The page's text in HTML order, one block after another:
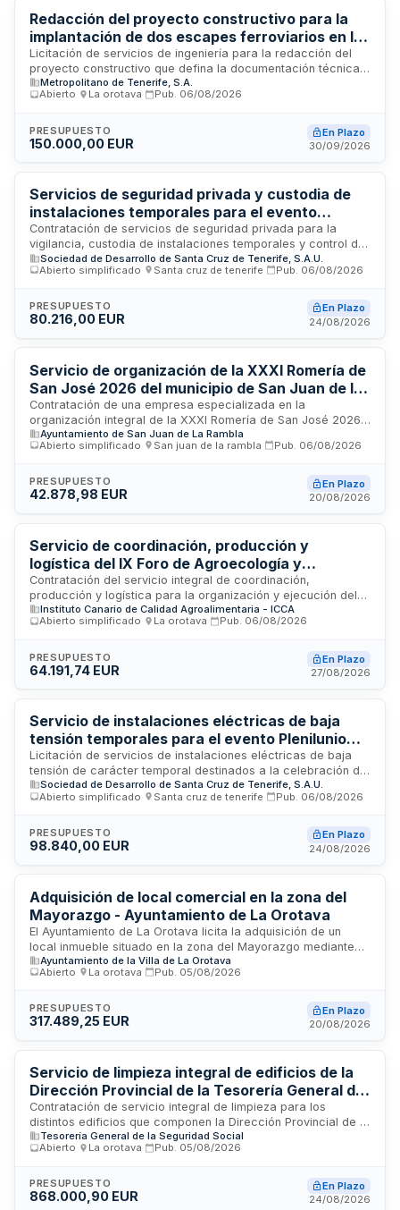
correcta ejecución del proyecto editorial.
Redacción del proyecto constructivo para la
implantación de dos escapes ferroviarios en la
Línea 1 del Tranvía de Tenerife
Licitación de servicios de ingeniería para la redacción del
proyecto constructivo que defina la documentación técnica
necesaria para la implantación de dos nuevos escapes
ferroviarios en la Línea 1 del Tranvía de Tenerife. El primer
Zurita, y el segundo entre el Museo de Ciencia y Cruz de
Piedra. El contrato es de carácter plurianual y requiere la
experiencia demostrada en proyectos ferroviarios de
complejidad similar.
Metropolitano de Tenerife, S.A.
Abierto
La orotava Pub. 06/08/2026
PRESUPUESTO
150.000,00 EUR
En Plazo
30/09/2026
Servicios de seguridad privada y custodia de
instalaciones temporales para el evento
PLENILUNIO 2026
Contratación de servicios de seguridad privada para la
vigilancia, custodia de instalaciones temporales y control de
acceso del evento PLENILUNIO 2026. Los servicios incluyen
coordinación de equipos de vigilantes, material de apoyo
autorizaciones administrativas requeridas por la normativa
aplicable.
Sociedad de Desarrollo de Santa Cruz de Tenerife, S.A.U.
Abierto simplificado
Santa cruz de tenerife Pub. 06/08/2026
PRESUPUESTO
80.216,00 EUR
En Plazo
24/08/2026
Servicio de organización de la XXXI Romería de
San José 2026 del municipio de San Juan de la
Rambla
Contratación de una empresa especializada en la
organización integral de la XXXI Romería de San José 2026
en el municipio de San Juan de la Rambla. El servicio incluye
la coordinación y colaboración estrecha con la Concejalía
celebración de este evento tradicional canario de devoción
y cultura, que culmina con actos festivos y un concierto en la
musicales.
Ayuntamiento de San Juan de La Rambla
Abierto simplificado
San juan de la rambla Pub. 06/08/2026
PRESUPUESTO
42.878,98 EUR
En Plazo
20/08/2026
Servicio de coordinación, producción y
logística del IX Foro de Agroecología y
Biodiversidad en Canarias
Contratación del servicio integral de coordinación,
producción y logística para la organización y ejecución del
IX Foro de Agroecología y Biodiversidad en Canarias. El
contrato incluye la preparación de espacios, suministro de
trabajos y gestión logística del evento. La empresa
adjudicataria debe proporcionar todos los medios
equipos profesionales de fotografía y grabación necesarios
para el correcto desarrollo del foro.
Instituto Canario de Calidad Agroalimentaria - ICCA
Abierto simplificado
La orotava Pub. 06/08/2026
PRESUPUESTO
64.191,74 EUR
En Plazo
27/08/2026
Servicio de instalaciones eléctricas de baja
tensión temporales para el evento Plenilunio
2026
Licitación de servicios de instalaciones eléctricas de baja
tensión de carácter temporal destinados a la celebración del
evento Plenilunio 2026. Los servicios incluyen el suministro
de materiales, acometidas eléctricas, transporte, montaje,
por técnicos competentes conforme a la normativa vigente
del Reglamento Electrotécnico de Baja Tensión. Prestaciones
requieran infraestructuras y servicios eléctricos temporales.
Sociedad de Desarrollo de Santa Cruz de Tenerife, S.A.U.
Abierto simplificado
Santa cruz de tenerife Pub. 06/08/2026
PRESUPUESTO
98.840,00 EUR
En Plazo
24/08/2026
Adquisición de local comercial en la zona del
Mayorazgo - Ayuntamiento de La Orotava
El Ayuntamiento de La Orotava licita la adquisición de un
local inmueble situado en la zona del Mayorazgo mediante
procedimiento abierto en régimen de concurrencia. El
contrato se adjudicará conforme a criterios de mejor
de las administraciones públicas. Los licitadores deberán
acreditar la propiedad o usufructo del inmueble mediante
ausencia de cargas y gravámenes, así como el cumplimiento
de obligaciones tributarias y con la Seguridad Social.
Ayuntamiento de la Villa de La Orotava
Abierto
La orotava Pub. 05/08/2026
PRESUPUESTO
317.489,25 EUR
En Plazo
20/08/2026
Servicio de limpieza integral de edificios de la
Dirección Provincial de la Tesorería General de
la Seguridad Social de Santa Cruz de Tenerife
Contratación de servicio integral de limpieza para los
distintos edificios que componen la Dirección Provincial de la
Tesorería General de la Seguridad Social ubicada en Santa
Cruz de Tenerife. El contrato, de naturaleza administrativa y
abierto a un único licitador responsable de la ejecución
completa del objeto. La prestación incluye la designación de
Tesorería General de la Seguridad Social
Abierto
La orotava Pub. 05/08/2026
PRESUPUESTO
868.000,90 EUR
En Plazo
24/08/2026